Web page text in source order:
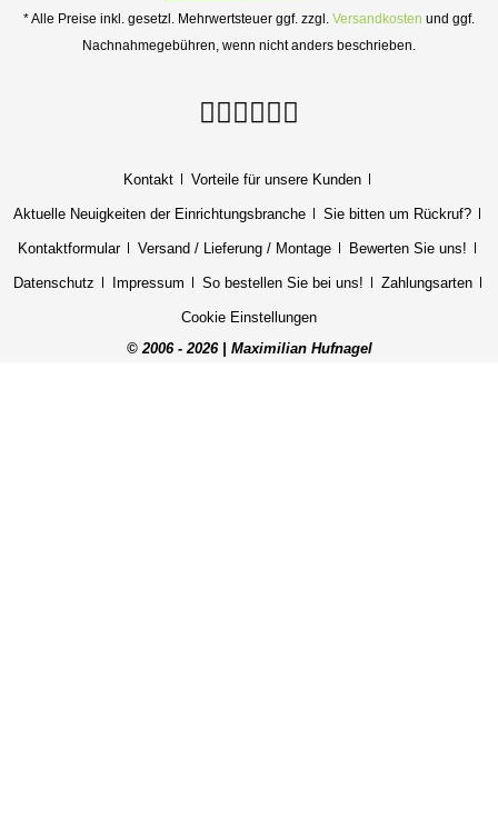
* Alle Preise inkl. gesetzl. Mehrwertsteuer ggf. zzgl. Versandkosten und ggf.
Nachnahmegebühren, wenn nicht anders beschrieben.
Kontakt Vorteile für unsere Kunden
Aktuelle Neuigkeiten der Einrichtungsbranche Sie bitten um Rückruf?
Kontaktformular Versand / Lieferung / Montage Bewerten Sie uns!
Datenschutz Impressum So bestellen Sie bei uns! Zahlungsarten
Cookie Einstellungen
© 2006 - 2026 | Maximilian Hufnagel